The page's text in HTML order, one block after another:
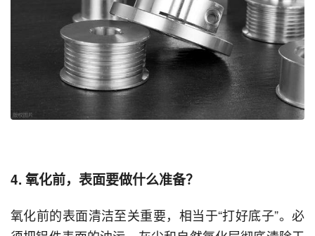
4. 氧化前，表面要做什么准备？
氧化前的表面清洁至关重要，相当于“打好底子”。必